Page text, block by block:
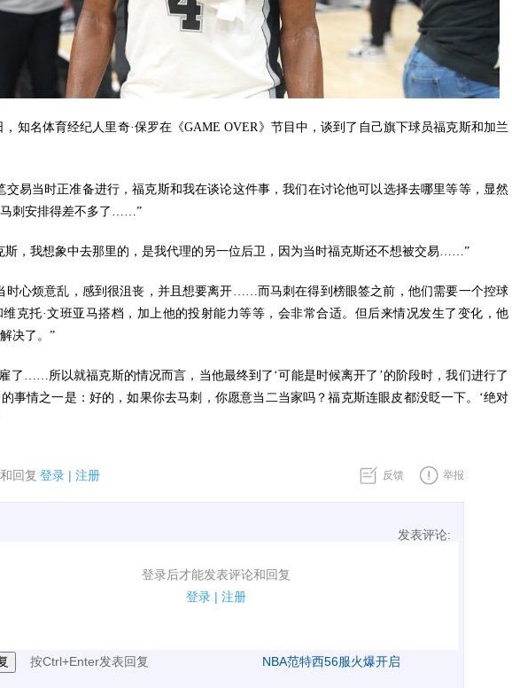
知名体育经纪人里奇·保罗在《GAME OVER》节目中，谈到了自己旗下球员福克斯和加兰
交易当时正准备进行，福克斯和我在谈论这件事，我们在讨论他可以选择去哪里等等，显然
刺安排得差不多了……”
斯，我想象中去那里的，是我代理的另一位后卫，因为当时福克斯还不想被交易……”
时心烦意乱，感到很沮丧，并且想要离开……而马刺在得到榜眼签之前，他们需要一个控球
克托·文班亚马搭档，加上他的投射能力等等，会非常合适。但后来情况发生了变化，他
决了。”
了……所以就福克斯的情况而言，当他最终到了‘可能是时候离开了’的阶段时，我们进行了
事情之一是：好的，如果你去马刺，你愿意当二当家吗？福克斯连眼皮都没眨一下。‘绝对
回复 登录 | 注册 反馈 举报
发表评论:
登录后才能发表评论和回复
登录 | 注册
电脑端新用户可以发表评论了！
按Ctrl+Enter发表回复 NBA范特西56服火爆开启